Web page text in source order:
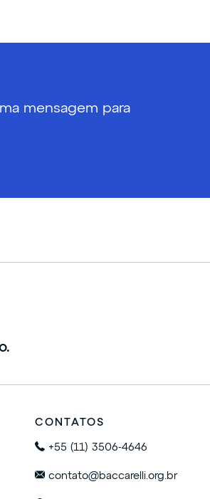
mensagem para
CONTATOS
+55 (11) 3506-4646
contato@baccarelli.org.br